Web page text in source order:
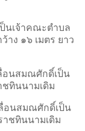
เจ้าคณะตำบล
าง ๑๖ เมตร ยาว
นสมณศักดิ์เป็น
ทินนามเดิม
นสมณศักดิ์เป็น
ชทินนามเดิม